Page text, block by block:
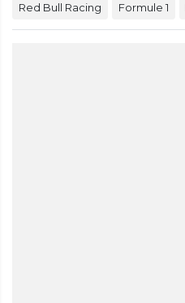
Red Bull Racing Formule 1